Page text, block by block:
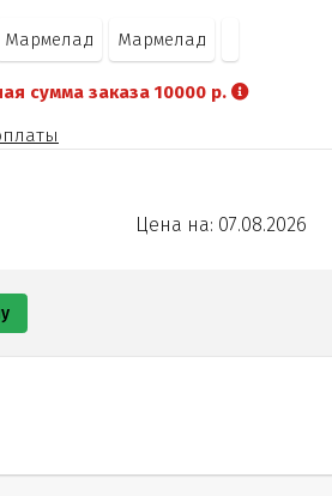
Мармелад Мармелад
сумма заказа 10000 р.
Цена на: 07.08.2026